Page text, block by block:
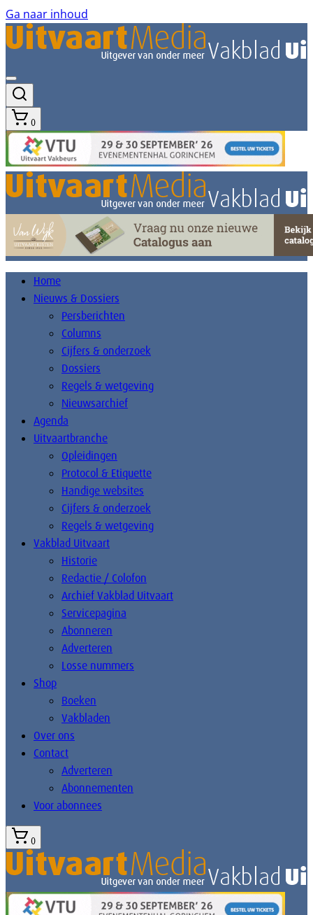
Ga naar inhoud
0
Home
Nieuws & Dossiers
Persberichten
Columns
Cijfers & onderzoek
Dossiers
Regels & wetgeving
Nieuwsarchief
Agenda
Uitvaartbranche
Opleidingen
Protocol & Etiquette
Handige websites
Cijfers & onderzoek
Regels & wetgeving
Vakblad Uitvaart
Historie
Redactie / Colofon
Archief Vakblad Uitvaart
Servicepagina
Abonneren
Adverteren
Losse nummers
Shop
Boeken
Vakbladen
Over ons
Contact
Adverteren
Abonnementen
Voor abonnees
0